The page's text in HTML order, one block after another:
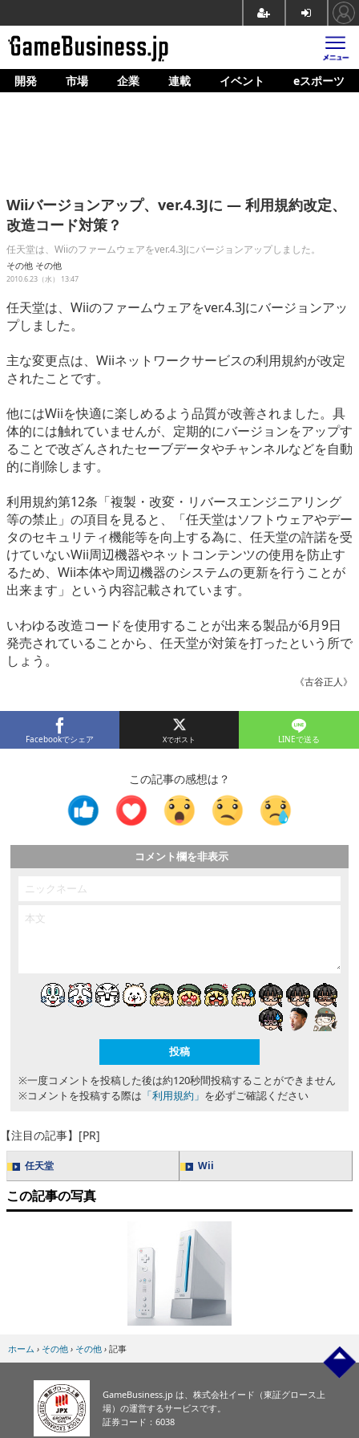
ホーム
企業動向
人材育成
産業政策
連載
eスポーツ
開発 市場 企業 連載 イベント eスポーツ
Wiiバージョンアップ、ver.4.3Jに ― 利用規約改定、
改造コード対策？
任天堂は、Wiiのファームウェアをver.4.3Jにバージョンアップしました。
その他 その他
2010.6.23（水） 13:47
任天堂は、Wiiのファームウェアをver.4.3Jにバージョンアッ
プしました。
主な変更点は、Wiiネットワークサービスの利用規約が改定
されたことです。
他にはWiiを快適に楽しめるよう品質が改善されました。具
体的には触れていませんが、定期的にバージョンをアップす
ることで改ざんされたセーブデータやチャンネルなどを自動
的に削除します。
利用規約第12条「複製・改変・リバースエンジニアリング
等の禁止」の項目を見ると、「任天堂はソフトウェアやデー
タのセキュリティ機能等を向上する為に、任天堂の許諾を受
けていないWii周辺機器やネットコンテンツの使用を防止す
るため、Wii本体や周辺機器のシステムの更新を行うことが
出来ます」という内容記載されています。
いわゆる改造コードを使用することが出来る製品が6月9日
発売されていることから、任天堂が対策を打ったという所で
しょう。
《古谷正人》
Facebookでシェア LINEで送る
この記事の感想は？
コメント欄を非表示
※一度コメントを投稿した後は約120秒間投稿することができません
※コメントを投稿する際は 「利用規約」 を必ずご確認ください
【注目の記事】[PR]
任天堂 Wii
この記事の写真
ホーム › その他 › その他 › 記事
GameBusiness.jp は、株式会社イード（東証グロース上
場）の運営するサービスです。
証券コード：6038